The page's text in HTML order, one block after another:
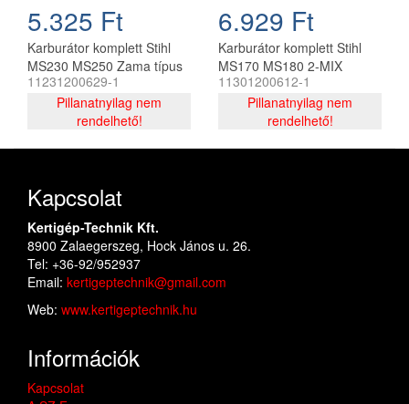
5.325 Ft
Karburátor komplett Stihl
MS230 MS250 Zama típus
utángyártott
11231200629-1
Pillanatnyilag nem
rendelhető!
6.929 Ft
Karburátor komplett Stihl
MS170 MS180 2-MIX
láncfűrészhez, utángyártott
11301200612-1
Pillanatnyilag nem
rendelhető!
Kapcsolat
Kertigép-Technik Kft.
8900 Zalaegerszeg, Hock János u. 26.
Tel: +36-92/952937
Email: kertigeptechnik@gmail.com
Web: www.kertigeptechnik.hu
Információk
Kapcsolat